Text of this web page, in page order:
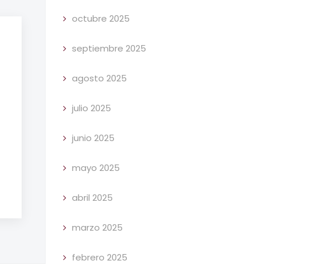
octubre 2025
septiembre 2025
agosto 2025
julio 2025
junio 2025
mayo 2025
abril 2025
marzo 2025
febrero 2025